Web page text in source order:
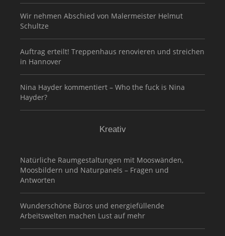
Wir nehmen Abschied von Malermeister Helmut
Schultze
Auftrag erteilt! Treppenhaus renovieren und streichen
in Hannover
Nina Hayder kommentiert – Who the fuck is Nina
Hayder?
Kreativ
Natürliche Raumgestaltungen mit Mooswänden,
Moosbildern und Naturpanels – Fragen und
Antworten
Wunderschöne Büros und energiefüllende
Arbeitswelten machen Lust auf mehr